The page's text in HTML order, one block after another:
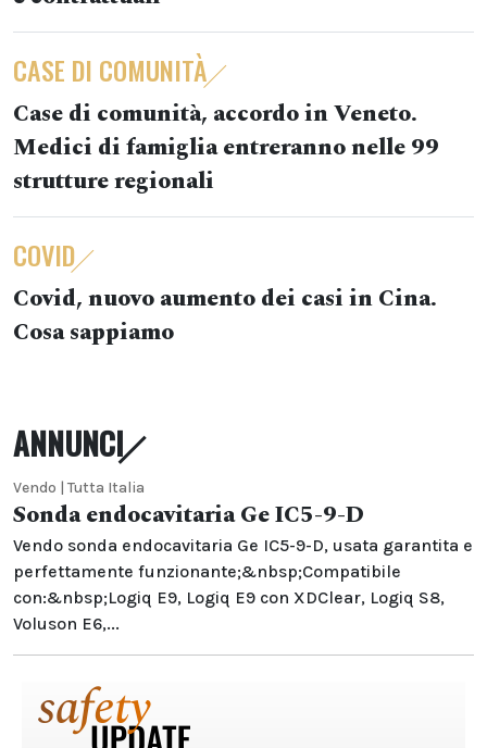
CASE DI COMUNITÀ
Case di comunità, accordo in Veneto.
Medici di famiglia entreranno nelle 99
strutture regionali
COVID
Covid, nuovo aumento dei casi in Cina.
Cosa sappiamo
ANNUNCI
Vendo | Tutta Italia
Sonda endocavitaria Ge IC5-9-D
Vendo sonda endocavitaria Ge IC5-9-D, usata garantita e
perfettamente funzionante;&nbsp;Compatibile
con:&nbsp;Logiq E9, Logiq E9 con XDClear, Logiq S8,
Voluson E6,...